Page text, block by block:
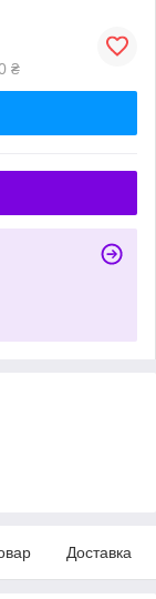
₴
Доставка